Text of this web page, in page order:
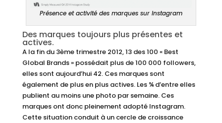
Présence et activité des marques sur Instagram
Des marques toujours plus présentes et
actives.
A la fin du 3ème trimestre 2012, 13 des 100 « Best
Global Brands » possédait plus de 100 000 followers,
elles sont aujourd’hui 42. Ces marques sont
également de plus en plus actives. Les ¾ d’entre elles
publient au moins une photo par semaine. Ces
marques ont donc pleinement adopté Instagram.
Cette situation conduit à un cercle de croissance